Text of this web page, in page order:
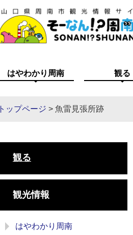
はやわかり周南 観る
トップページ > 魚雷見張所跡
観る
観光情報
はやわかり周南